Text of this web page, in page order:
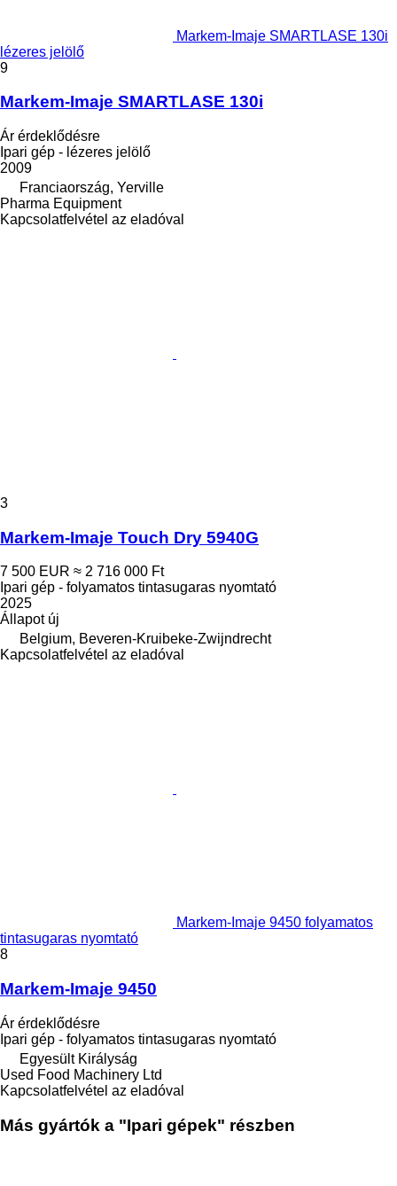
Markem-Imaje SMARTLASE 130i
lézeres jelölő
9
Markem-Imaje SMARTLASE 130i
Ár érdeklődésre
Ipari gép - lézeres jelölő
2009
Franciaország, Yerville
Pharma Equipment
Kapcsolatfelvétel az eladóval
3
Markem-Imaje Touch Dry 5940G
7 500 EUR ≈ 2 716 000 Ft
Ipari gép - folyamatos tintasugaras nyomtató
2025
Állapotúj
Belgium, Beveren-Kruibeke-Zwijndrecht
Kapcsolatfelvétel az eladóval
Markem-Imaje 9450 folyamatos
tintasugaras nyomtató
8
Markem-Imaje 9450
Ár érdeklődésre
Ipari gép - folyamatos tintasugaras nyomtató
Egyesült Királyság
Used Food Machinery Ltd
Kapcsolatfelvétel az eladóval
Más gyártók a "Ipari gépek" részben